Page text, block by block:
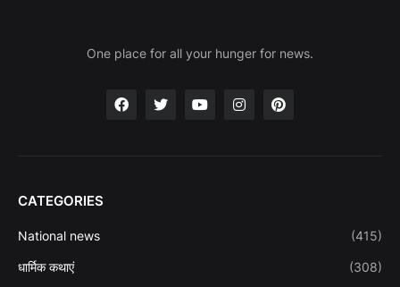
One place for all your hunger for news.
CATEGORIES
National news (415)
धार्मिक कथाएं (308)